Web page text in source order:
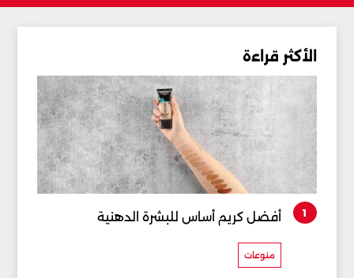
الأكثر قراءة
1 أفضل كريم أساس للبشرة الدهنية
منوعات